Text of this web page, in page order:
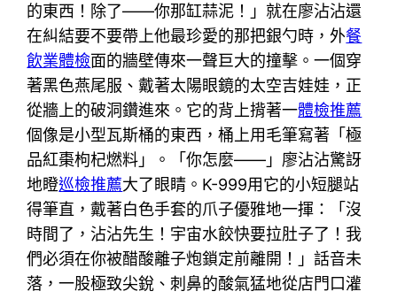
的東西！除了——你那缸蒜泥！」就在廖沾沾還
在糾結要不要帶上他最珍愛的那把銀勺時，外餐
飲業體檢面的牆壁傳來一聲巨大的撞擊。一個穿
著黑色燕尾服、戴著太陽眼鏡的太空吉娃娃，正
從牆上的破洞鑽進來。它的背上揹著一體檢推薦
個像是小型瓦斯桶的東西，桶上用毛筆寫著「極
品紅棗枸杞燃料」。「你怎麼——」廖沾沾驚訝
地瞪巡檢推薦大了眼睛。K-999用它的小短腿站
得筆直，戴著白色手套的爪子優雅地一揮：「沒
時間了，沾沾先生！宇宙水餃快要拉肚子了！我
們必須在你被醋酸離子炮鎖定前離開！」話音未
落，一股極致尖銳、刺鼻的酸氣猛地從店門口灌